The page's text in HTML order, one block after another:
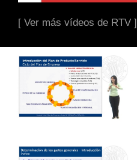
[ Ver más vídeos de RTV ]